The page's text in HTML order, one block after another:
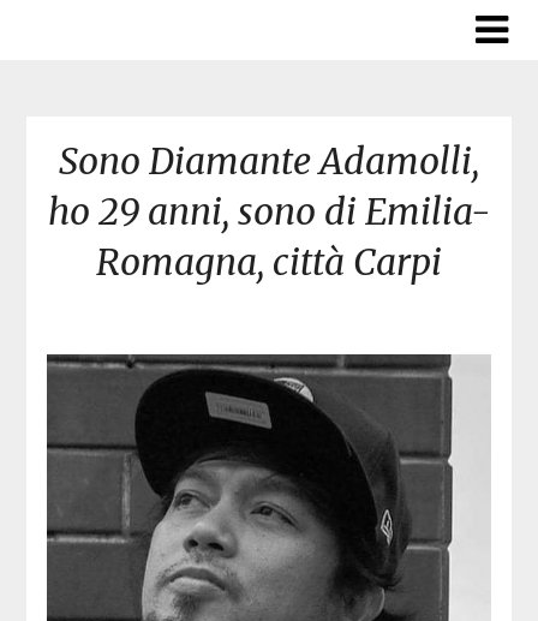
Sono Diamante Adamolli,
ho 29 anni, sono di Emilia-
Romagna, città Carpi